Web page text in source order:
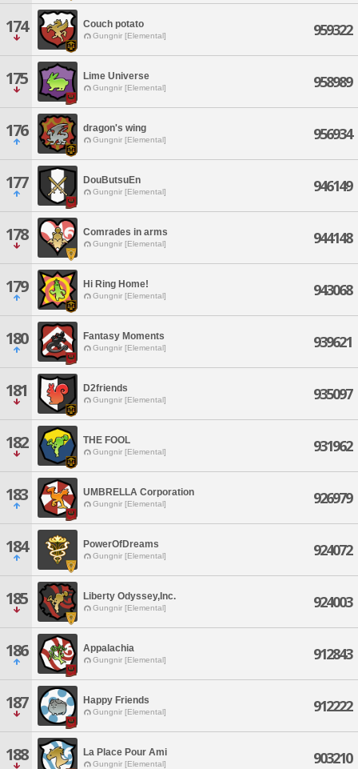
174 Couch potato
Gungnir [Elemental] 959322
175 Lime Universe
Gungnir [Elemental] 958989
176 dragon's wing
Gungnir [Elemental] 956934
177 DouButsuEn
Gungnir [Elemental] 946149
178 Comrades in arms
Gungnir [Elemental] 944148
179 Hi Ring Home!
Gungnir [Elemental] 943068
180 Fantasy Moments
Gungnir [Elemental] 939621
181 D2friends
Gungnir [Elemental] 935097
182 THE FOOL
Gungnir [Elemental] 931962
183 UMBRELLA Corporation
Gungnir [Elemental] 926979
184 PowerOfDreams
Gungnir [Elemental] 924072
185 Liberty Odyssey,Inc.
Gungnir [Elemental] 924003
186 Appalachia
Gungnir [Elemental] 912843
187 Happy Friends
Gungnir [Elemental] 912222
188 La Place Pour Ami
Gungnir [Elemental] 903210